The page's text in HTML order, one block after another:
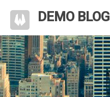
DEMO BLOG